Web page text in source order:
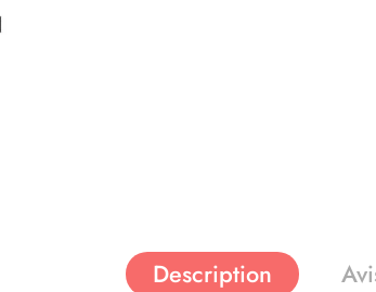
Description